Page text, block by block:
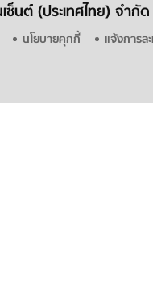
ซ็นต์ (ประเทศไทย) จำกัด
นโยบายคุกกี้ แจ้งการล